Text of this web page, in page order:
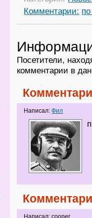
Комментарии:
Посетители,
комментарии в
Написал:Фил
Написал: cooper